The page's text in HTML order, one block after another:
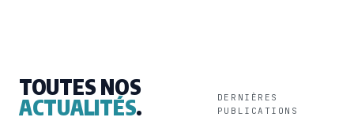
TOUTES NOS
ACTUALITÉS.
DERNIÈRES
PUBLICATIONS